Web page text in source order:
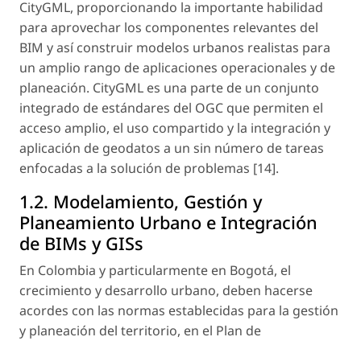
CityGML, proporcionando la importante habilidad
para aprovechar los componentes relevantes del
BIM y así construir modelos urbanos realistas para
un amplio rango de aplicaciones operacionales y de
planeación. CityGML es una parte de un conjunto
integrado de estándares del OGC que permiten el
acceso amplio, el uso compartido y la integración y
aplicación de geodatos a un sin número de tareas
enfocadas a la solución de problemas [14].
1.2. Modelamiento, Gestión y
Planeamiento Urbano e Integración
de BIMs y GISs
En Colombia y particularmente en Bogotá, el
crecimiento y desarrollo urbano, deben hacerse
acordes con las normas establecidas para la gestión
y planeación del territorio, en el Plan de